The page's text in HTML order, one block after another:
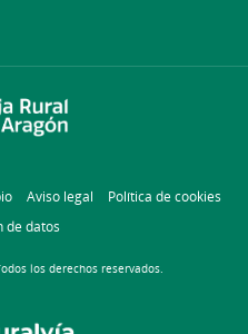
Aviso legal
Política de cookies
de datos
los derechos reservados.